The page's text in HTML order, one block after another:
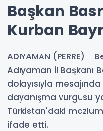
Başkan
Kurban
ADIYAMAN (PERRE) -
Adıyaman İl Başkanı
dolayısıyla
dayanışma vurgusu
Türkistan'daki
ifade etti.